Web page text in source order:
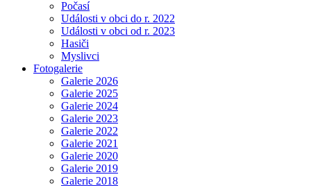
Počasí
Události v obci do r. 2022
Události v obci od r. 2023
Hasiči
Myslivci
Fotogalerie
Galerie 2026
Galerie 2025
Galerie 2024
Galerie 2023
Galerie 2022
Galerie 2021
Galerie 2020
Galerie 2019
Galerie 2018